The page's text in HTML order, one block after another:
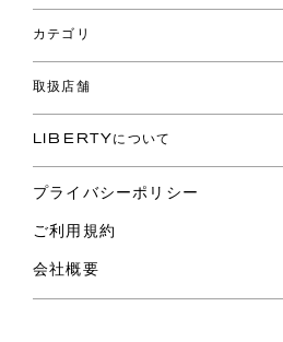
パスワード再設定
ショッピングバッグ
お問い合わせ
よくあるご質問
ご利用ガイド
カテゴリ
コレクション
ファブリックス
バッグ
スカーフ
ウェア
ライフスタイル
スペシャル
取扱店舗
リバティ・ファブリックス
LIBERTYについて
プライバシーポリシー
ご利用規約
会社概要